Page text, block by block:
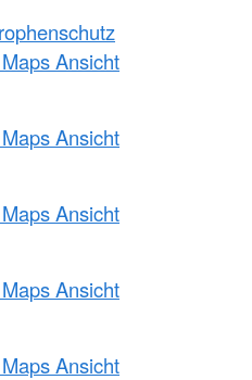
Ansicht
Ansicht
Ansicht
Ansicht
Ansicht